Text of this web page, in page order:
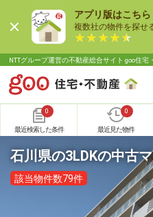
アプリ版はこちら
複数社の物件を探せ
NTTグループ運営の不動産総合サイト goo住宅
0
最近検索した条件
0
最近見た物件
石川県の3LDKの中古
該当物件数79件